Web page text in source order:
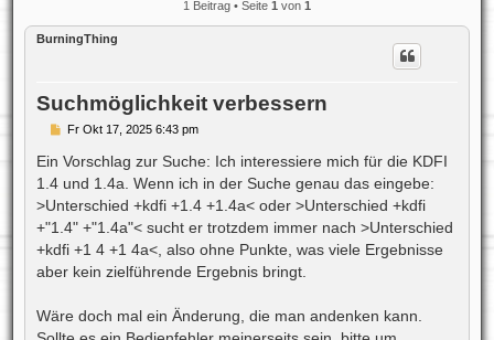
1 Beitrag • Seite 1 von 1
BurningThing
Suchmöglichkeit verbessern
B
i
r
a
g
Fr Okt 17, 2025 6:43 pm
Ein Vorschlag zur Suche: Ich interessiere mich für die KDFI
1.4 und 1.4a. Wenn ich in der Suche genau das eingebe:
>Unterschied +kdfi +1.4 +1.4a< oder >Unterschied +kdfi
+"1.4" +"1.4a"< sucht er trotzdem immer nach >Unterschied
+kdfi +1 4 +1 4a<, also ohne Punkte, was viele Ergebnisse
aber kein zielführende Ergebnis bringt.
Wäre doch mal ein Änderung, die man andenken kann.